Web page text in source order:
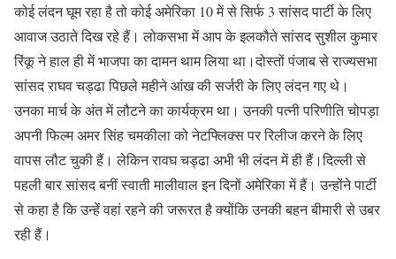
कोई लंदन घूम रहा है तो कोई अमेरिका 10 में से सिर्फ 3 सांसद पार्टी के लिए
आवाज उठाते दिख रहे हैं। लोकसभा में आप के इलकौते सांसद सुशील कुमार
रिंकू ने हाल ही में भाजपा का दामन थाम लिया था।दोस्तों पंजाब से राज्यसभा
सांसद राघव चड्ढा पिछले महीने आंख की सर्जरी के लिए लंदन गए थे।
उनका मार्च के अंत में लौटने का कार्यक्रम था। उनकी पत्नी परिणीति चोपड़ा
अपनी फिल्म अमर सिंह चमकीला को नेटफ्लिक्स पर रिलीज करने के लिए
वापस लौट चुकी हैं। लेकिन रावघ चड्ढा अभी भी लंदन में ही हैं।दिल्ली से
पहली बार सांसद बनीं स्वाती मालीवाल इन दिनों अमेरिका में हैं। उन्होंने पार्टी
से कहा है कि उन्हें वहां रहने की जरूरत है क्योंकि उनकी बहन बीमारी से उबर
रही हैं।